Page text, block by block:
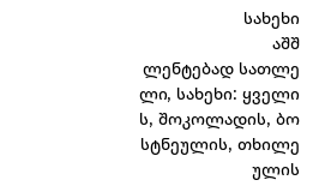
სახეხი
აშშ
ლენტებად სათლე
ლი, სახეხი: ყველი
ს, შოკოლადის, ბო
სტნეულის, თხილე
ულის